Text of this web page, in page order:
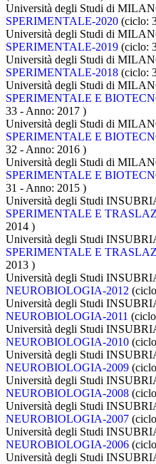
Università degli Studi di
SPERIMENTALE-2020 (ciclo:
Università degli Studi di
SPERIMENTALE-2019 (ciclo:
Università degli Studi di
SPERIMENTALE-2018 (ciclo:
Università degli Studi di
SPERIMENTALE E
33 - Anno: 2017 )
Università degli Studi di
SPERIMENTALE E
32 - Anno: 2016 )
Università degli Studi di
SPERIMENTALE E
31 - Anno: 2015 )
Università degli Studi
SPERIMENTALE E
2014 )
Università degli Studi
SPERIMENTALE E
2013 )
Università degli Studi
NEUROBIOLOGIA-2012
Università degli Studi
NEUROBIOLOGIA-2011
Università degli Studi
NEUROBIOLOGIA-2010
Università degli Studi
NEUROBIOLOGIA-2009
Università degli Studi
NEUROBIOLOGIA-2008
Università degli Studi
NEUROBIOLOGIA-2007
Università degli Studi
NEUROBIOLOGIA-2006
Università degli Studi